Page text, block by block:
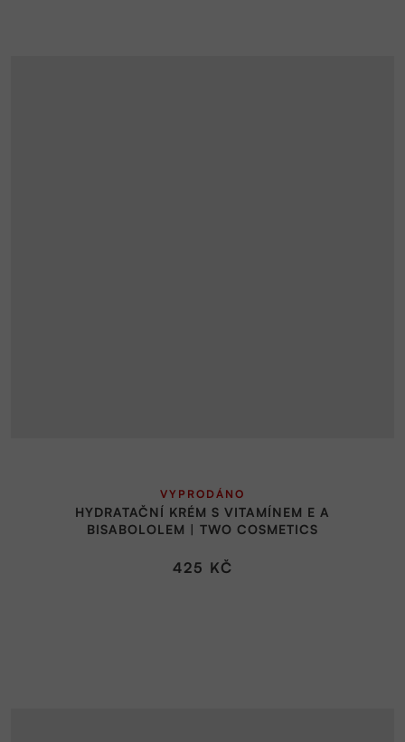
HYDRATAČNÍ KRÉM S VITAMÍNEM E A
BISABOLOLEM | TWO COSMETICS
VYPRODÁNO
425 KČ